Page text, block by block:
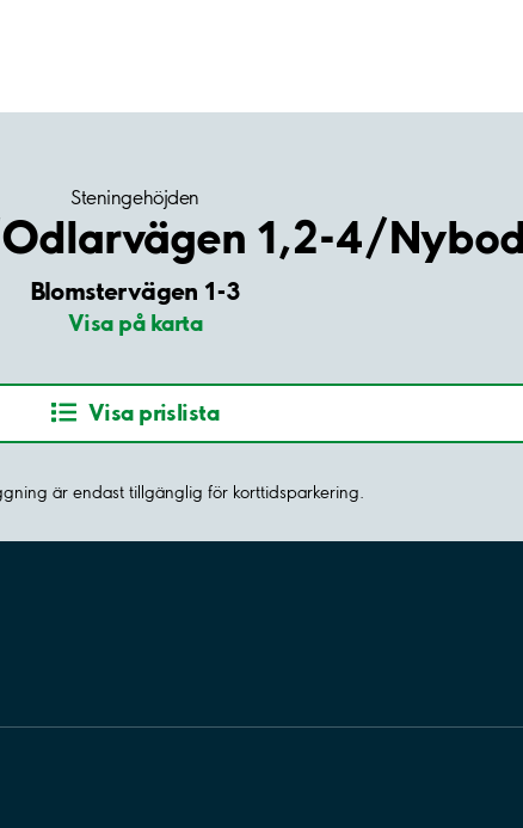
Steningehöjden
1,2-4/
Blomstervägen 1-3
Visa på karta
Visa prislista
är endast tillgänglig för korttidsparkering.